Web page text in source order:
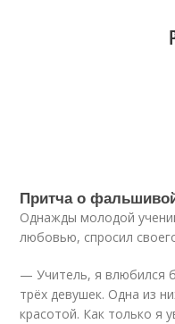
Притча о
Однажды молодой
любовью, спросил
— Учитель, я влюбился
трёх девушек. Одна из
красотой. Как только я